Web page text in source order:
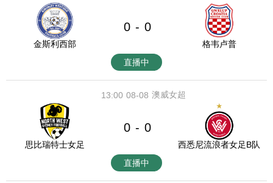
金斯利西部
0 - 0
格韦卢普
直播中
08-08
13:00 澳威女超
思比瑞特士女足
0 - 0
西悉尼流浪者女足B队
直播中